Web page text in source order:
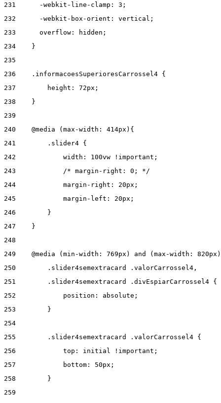
231
      -webkit-line-clamp: 3;
232
      -webkit-box-orient: vertical;
233
      overflow: hidden;
234
    }
235
236
    .informacoesSuperioresCarrossel4 {
237
        height: 72px;
238
    }
239
240
    @media (max-width: 414px){
241
        .slider4 {
242
            width: 100vw !important;
243
            /* margin-right: 0; */
244
            margin-right: 20px;
245
            margin-left: 20px;
246
        }
247
    }
248
249
@media (min-width: 769px) and (max-width:
250
        .slider4semextracard .valorCarrossel4,
251
        .slider4semextracard .divEspiarCarrossel4 {
252
            position: absolute;
253
        }
254
255
        .slider4semextracard .valorCarrossel4 {
256
            top: initial !important;
257
            bottom: 50px;
258
        }
259